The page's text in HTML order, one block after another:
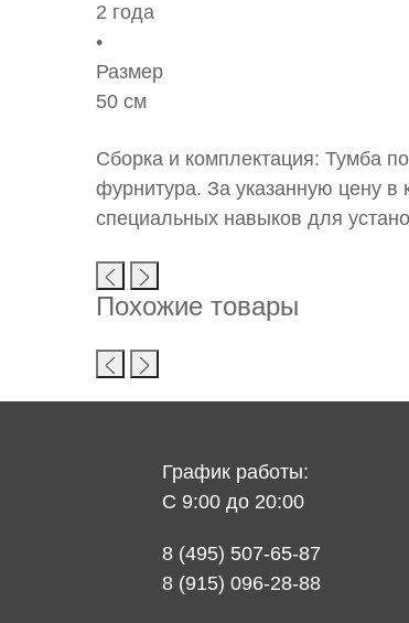
2 года
Размер
50 см
Сборка и комплектация: Тумба
фурнитура. За указанную цену в
специальных навыков для
Похожие товары
График работы:
С 9:00 до 20:00
8 (495) 507-65-87
8 (915) 096-28-88